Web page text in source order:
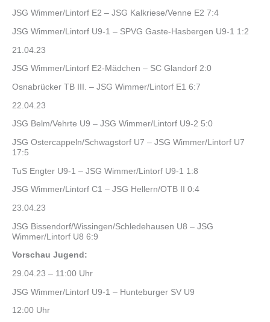
JSG Wimmer/Lintorf E2 – JSG Kalkriese/Venne E2 7:4
JSG Wimmer/Lintorf U9-1 – SPVG Gaste-Hasbergen U9-1 1:2
21.04.23
JSG Wimmer/Lintorf E2-Mädchen – SC Glandorf 2:0
Osnabrücker TB III. – JSG Wimmer/Lintorf E1 6:7
22.04.23
JSG Belm/Vehrte U9 – JSG Wimmer/Lintorf U9-2 5:0
JSG Ostercappeln/Schwagstorf U7 – JSG Wimmer/Lintorf U7
17:5
TuS Engter U9-1 – JSG Wimmer/Lintorf U9-1 1:8
JSG Wimmer/Lintorf C1 – JSG Hellern/OTB II 0:4
23.04.23
JSG Bissendorf/Wissingen/Schledehausen U8 – JSG
Wimmer/Lintorf U8 6:9
Vorschau Jugend:
29.04.23 – 11:00 Uhr
JSG Wimmer/Lintorf U9-1 – Hunteburger SV U9
12:00 Uhr